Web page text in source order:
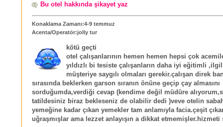
Bu otel hakkında şikayet yaz
Konaklama Zamanı:4-9 temmuz
Acenta/Operatör:jolly tur
kötü geçti
otel çalışanlarının hemen hemen hepsi çok
yıldızlı bi tesiste çalışanların daha iyi eğitimli
müşteriye saygılı olmaları gerekir.çalışan direk
sırasında beklerken garson sıranın önüne geçip çay almasını
sorduğumda,verdiği cevap (kendime değil müdüre
tatildesiniz biraz bekleseniz de olabilir dedi )veve otelin
yemeğine kadar çıkan yemekler tam anlamıyla facia.çeşit
uğraşmışlar ama lezzet anlayışın a dikkat etmemişler.hizmeti